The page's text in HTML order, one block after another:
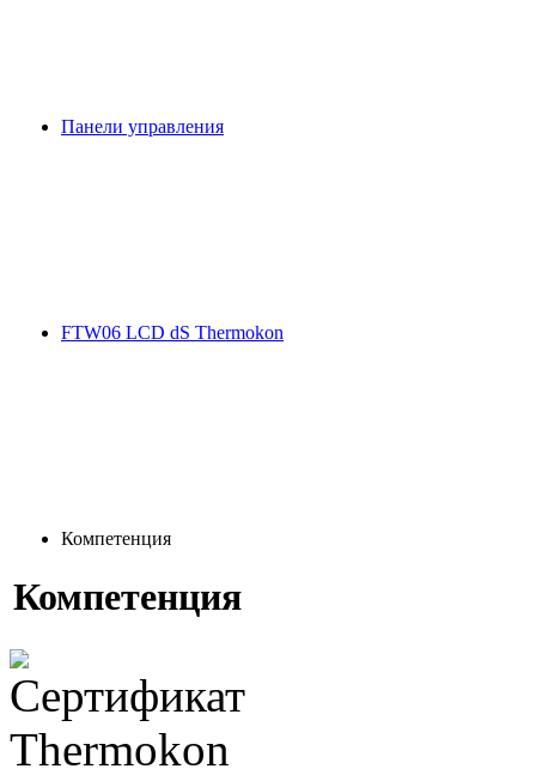
Панели управления
FTW06 LCD dS Thermokon
Компетенция
Компетенция